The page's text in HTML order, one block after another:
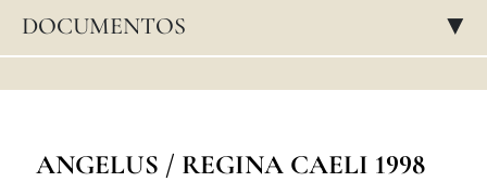
DOCUMENTOS ▸
ANGELUS / REGINA CAELI 1998